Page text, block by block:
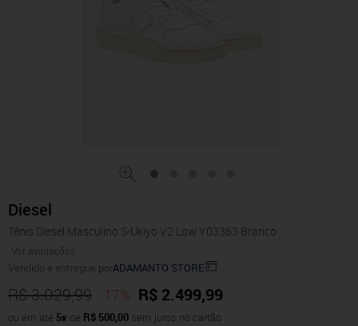
Diesel
Tênis Diesel Masculino S-Ukiyo V2 Low Y03363 Branco
Ver avaliações
Vendido e entregue porADAMANTO STORE
R$ 3.029,99 -17% R$ 2.499,99
ou em até 5x de R$ 500,00 sem juros no cartão